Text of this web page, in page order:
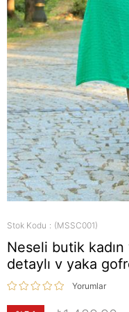
Stok Kodu (MSSC001)
Neseli butik
detaylı v yaka
Yorumlar